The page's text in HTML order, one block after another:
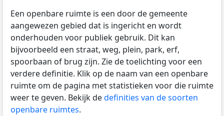
Een openbare ruimte is een door de gemeente
aangewezen gebied dat is ingericht en wordt
onderhouden voor publiek gebruik. Dit kan
bijvoorbeeld een straat, weg, plein, park, erf,
spoorbaan of brug zijn. Zie de toelichting voor een
verdere definitie. Klik op de naam van een openbare
ruimte om de pagina met statistieken voor die ruimte
weer te geven. Bekijk dedefinities van de soorten
openbare ruimtes.